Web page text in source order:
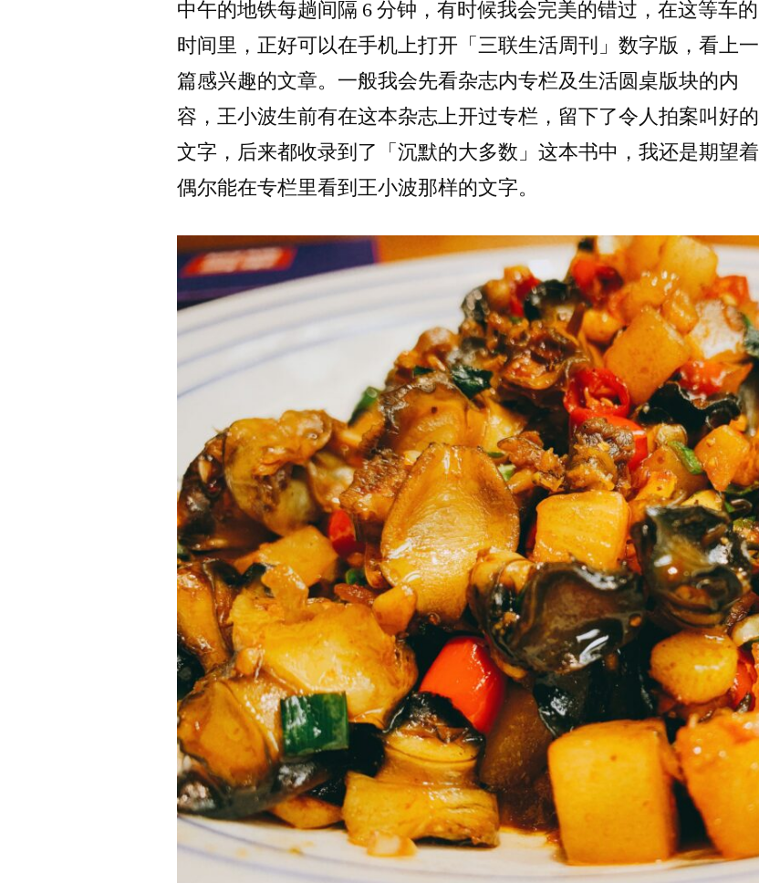
中午的地铁每趟间隔 6 分钟，有时候我会完美的错过，在这等车的
时间里，正好可以在手机上打开「三联生活周刊」数字版，看上一
篇感兴趣的文章。一般我会先看杂志内专栏及生活圆桌版块的内
容，王小波生前有在这本杂志上开过专栏，留下了令人拍案叫好的
文字，后来都收录到了「沉默的大多数」这本书中，我还是期望着
偶尔能在专栏里看到王小波那样的文字。